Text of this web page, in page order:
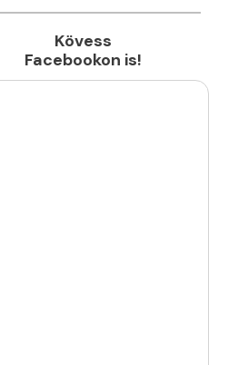
Kövess
Facebookon is!